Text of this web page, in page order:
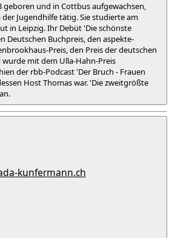
geboren und in Cottbus aufgewachsen,
Jugendhilfe tätig. Sie studierte am
in Leipzig. Ihr Debüt 'Die schönste
Deutschen Buchpreis, den aspekte-
Preis, den Preis der deutschen
mit dem Ulla-Hahn-Preis
der rbb-Podcast 'Der Bruch - Frauen
Host Thomas war. 'Die zweitgrößte
kunfermann.ch